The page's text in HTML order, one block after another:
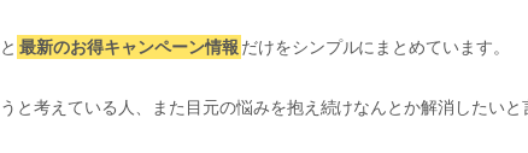
最新のお得キャンペーン情報 だけをシンプルにまとめています。
と考えている人、また目元の悩みを抱え続けなんとか解消したい